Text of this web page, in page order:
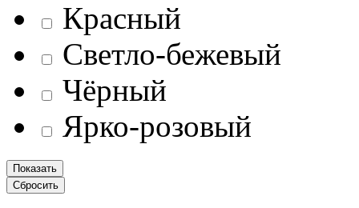
Красный
Светло-бежевый
Чёрный
Ярко-розовый